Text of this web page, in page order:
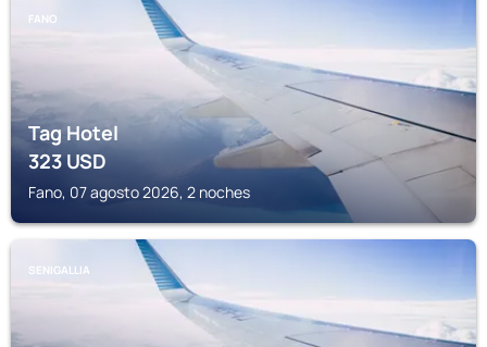
FANO
Tag Hotel
323USD
Fano, 07 agosto 2026, 2 noches
SENIGALLIA